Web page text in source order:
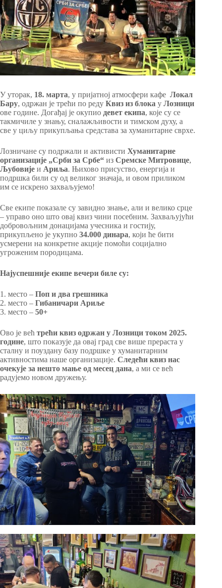
У уторак, 18. марта, у пријатној атмосфери кафе Локал
Бару, одржан је трећи по реду Квиз из блока у Лозници
ове године. Догађај је окупио девет екипа, које су се
такмичиле у знању, сналажљивости и тимском духу, а
све у циљу прикупљања средстава за хуманитарне сврхе.
Лозничане су подржали и активисти Хуманитарне
организације „Срби за Србе“ из Сремске Митровице,
Љубовије и Ариља. Њихово присуство, енергија и
подршка били су од великог значаја, и овом приликом
им се искрено захваљујемо!
Све екипе показале су завидно знање, али и велико срце
– управо оно што овај квиз чини посебним. Захваљујући
добровољним донацијама учесника и гостију,
прикупљено је укупно 34.000 динара, који ће бити
усмерени на конкретне акције помоћи социјално
угроженим породицама.
Најуспешније екипе вечери биле су:
1. место – Поп и два грешника
2. место – Гибаничари Ариље
3. место – 50+
Ово је већ трећи квиз одржан у Лозници током 2025.
године, што показује да овај град све више прераста у
сталну и поуздану базу подршке у хуманитарним
активностима наше организације. Следећи квиз нас
очекује за нешто мање од месец дана, а ми се већ
радујемо новом дружењу.